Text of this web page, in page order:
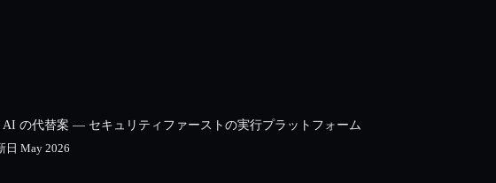
AI の代替案 — セキュリティファーストの実行プラットフォーム
日 May 2026